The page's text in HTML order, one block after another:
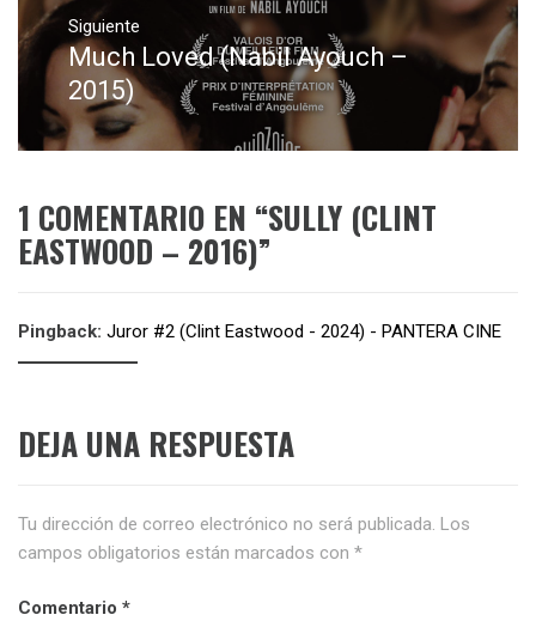
Siguiente
Entrada
siguiente:
Much Loved (Nabil Ayouch –
2015)
1 COMENTARIO EN “SULLY (CLINT
EASTWOOD – 2016)”
Pingback: Juror #2 (Clint Eastwood - 2024) - PANTERA CINE
DEJA UNA RESPUESTA
Tu dirección de correo electrónico no será publicada. Los
campos obligatorios están marcados con *
Comentario *